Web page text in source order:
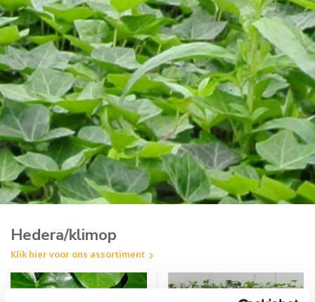
Hedera/klimop
Klik hier voor ons assortiment